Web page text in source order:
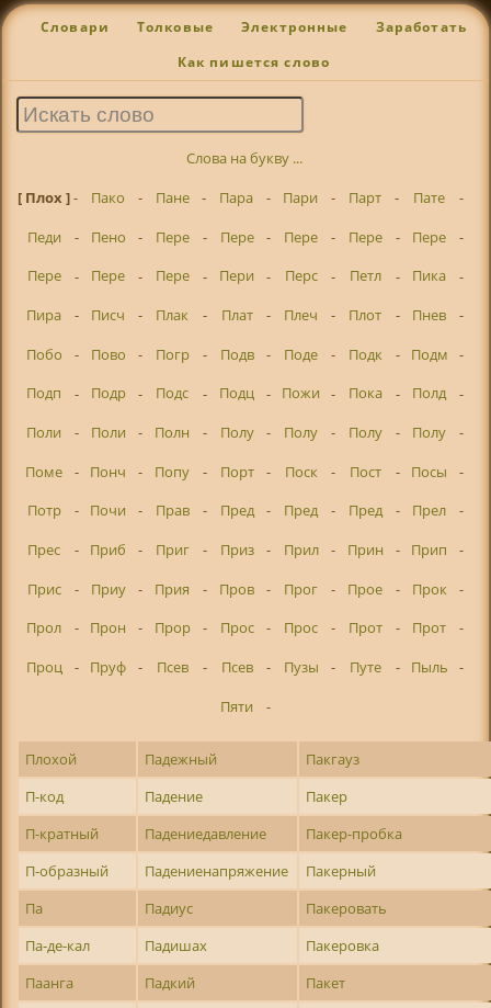
Словари Толковые Электронные Заработать
Как пишется слово
Слова на букву ...
[ Плох ]- Пако - Пане - Пара - Пари - Парт - Пате
-
Педи
- Пено - Пере - Пере - Пере - Пере - Пере
-
Пере
- Пере - Пере - Пери - Перс - Петл - Пика
-
Пира
- Писч - Плак - Плат - Плеч - Плот - Пнев
-
Побо
- Пово - Погр - Подв - Поде - Подк - Подм
-
Подп
- Подр - Подс - Подц - Пожи - Пока - Полд
-
Поли
- Поли - Полн - Полу - Полу - Полу - Полу
-
Поме
- Понч - Попу - Порт - Поск - Пост - Посы
-
Потр
- Почи - Прав - Пред - Пред - Пред - Прел
-
Прес
- Приб - Приг - Приз - Прил - Прин - Прип
-
Прис
- Приу - Прия - Пров - Прог - Прое - Прок
-
Прол
- Прон - Прор - Прос - Прос - Прот - Прот
-
Проц
- Пруф - Псев - Псев - Пузы - Путе - Пыль
-
Пяти
-
Плохой Падежный
Пакгауз
П-код
Падение
Пакер
П-кратный
Падениедавление
Пакер-пробка
П-образный
Падениенапряжение
Пакерный
Па
Падиус
Пакеровать
Па-де-кал
Падишах
Пакеровка
Паанга
Падкий
Пакет